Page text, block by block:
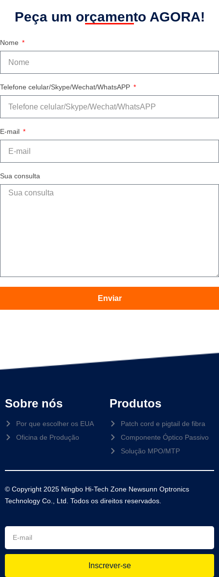
Peça um orçamento AGORA!
Nome
Telefone celular/Skype/Wechat/WhatsAPP
E-mail
Sua consulta
Enviar
Sobre nós
Por que escolher os EUA
Oficina de Produção
Produtos
Patch cord e pigtail de fibra
Componente Óptico Passivo
Solução MPO/MTP
© Copyright 2025 Ningbo Hi-Tech Zone Newsunn Optronics
Technology Co., Ltd. Todos os direitos reservados.
Inscrever-se